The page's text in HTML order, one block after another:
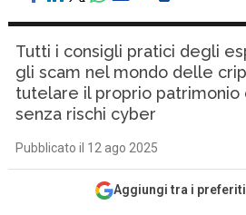
Tutti i consigli pratici degli
gli scam nel mondo delle
tutelare il proprio patrimonio
senza rischi cyber
Pubblicato il 12 ago 2025
Aggiungi tra i